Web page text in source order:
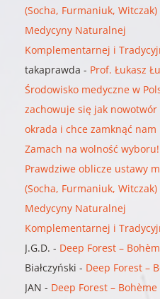
(Socha, Furmaniuk, Witczak)
Medycyny Naturalnej
Komplementarnej i
takaprawda - Prof. Łukasz
Środowisko medyczne w
zachowuje się jak nowotwór
okrada i chce zamknąć nam
Zamach na wolność wyboru!
Prawdziwe oblicze ustawy
(Socha, Furmaniuk, Witczak)
Medycyny Naturalnej
Komplementarnej i
J.G.D. - Deep Forest –
Białczyński - Deep Forest –
JAN - Deep Forest – Bohème